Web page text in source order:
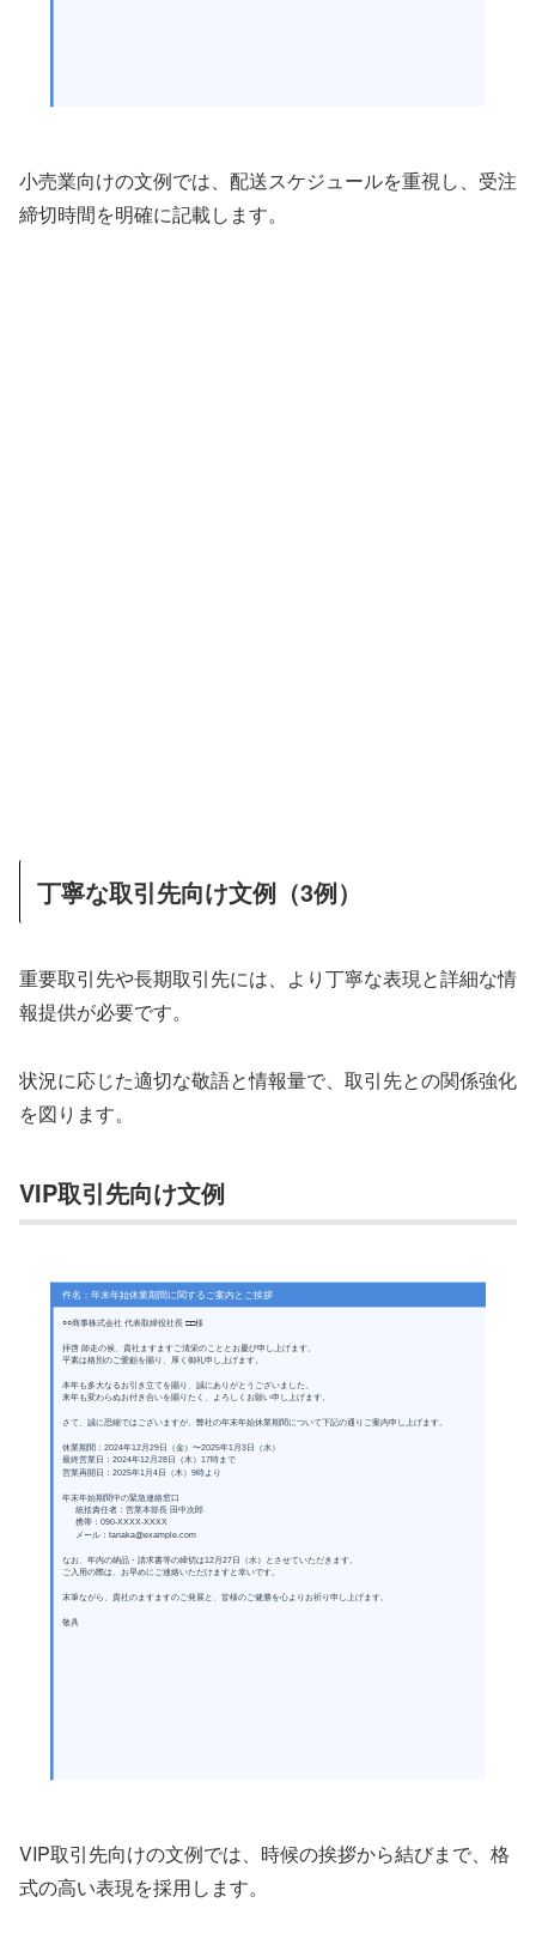
小売業向けの文例では、配送スケジュールを重視し、受注
締切時間を明確に記載します。
丁寧な取引先向け文例（3例）
重要取引先や長期取引先には、より丁寧な表現と詳細な情
報提供が必要です。
状況に応じた適切な敬語と情報量で、取引先との関係強化
を図ります。
VIP取引先向け文例
件名：年末年始休業期間に関するご案内とご挨拶
○○商事株式会社 代表取締役社長 □□様
拝啓 師走の候、貴社ますますご清栄のこととお慶び申し上げます。
平素は格別のご愛顧を賜り、厚く御礼申し上げます。
本年も多大なるお引き立てを賜り、誠にありがとうございました。
来年も変わらぬお付き合いを賜りたく、よろしくお願い申し上げます。
さて、誠に恐縮ではございますが、弊社の年末年始休業期間について下記の通りご案内申し上げます。
休業期間：2024年12月29日（金）〜2025年1月3日（水）
最終営業日：2024年12月28日（木）17時まで
営業再開日：2025年1月4日（木）9時より
年末年始期間中の緊急連絡窓口
統括責任者：営業本部長 田中次郎
携帯：090-XXXX-XXXX
メール：tanaka@example.com
なお、年内の納品・請求書等の締切は12月27日（水）とさせていただきます。
ご入用の際は、お早めにご連絡いただけますと幸いです。
末筆ながら、貴社のますますのご発展と、皆様のご健勝を心よりお祈り申し上げます。
敬具
VIP取引先向けの文例では、時候の挨拶から結びまで、格
式の高い表現を採用します。